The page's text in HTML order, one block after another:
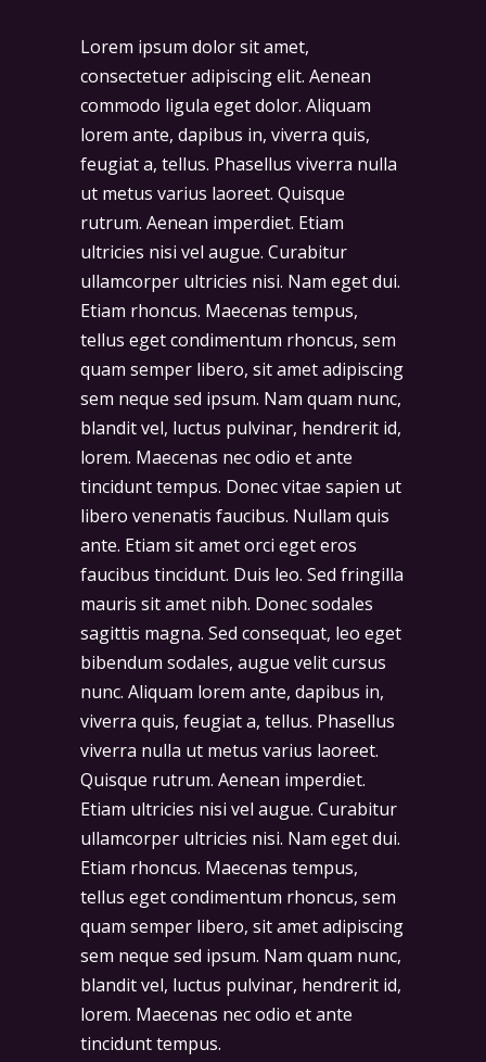
Lorem ipsum dolor sit amet,
consectetuer adipiscing elit. Aenean
commodo ligula eget dolor. Aliquam
lorem ante, dapibus in, viverra quis,
feugiat a, tellus. Phasellus viverra nulla
ut metus varius laoreet. Quisque
rutrum. Aenean imperdiet. Etiam
ultricies nisi vel augue. Curabitur
ullamcorper ultricies nisi. Nam eget dui.
Etiam rhoncus. Maecenas tempus,
tellus eget condimentum rhoncus, sem
quam semper libero, sit amet adipiscing
sem neque sed ipsum. Nam quam nunc,
blandit vel, luctus pulvinar, hendrerit id,
lorem. Maecenas nec odio et ante
tincidunt tempus. Donec vitae sapien ut
libero venenatis faucibus. Nullam quis
ante. Etiam sit amet orci eget eros
faucibus tincidunt. Duis leo. Sed fringilla
mauris sit amet nibh. Donec sodales
sagittis magna. Sed consequat, leo eget
bibendum sodales, augue velit cursus
nunc. Aliquam lorem ante, dapibus in,
viverra quis, feugiat a, tellus. Phasellus
viverra nulla ut metus varius laoreet.
Quisque rutrum. Aenean imperdiet.
Etiam ultricies nisi vel augue. Curabitur
ullamcorper ultricies nisi. Nam eget dui.
Etiam rhoncus. Maecenas tempus,
tellus eget condimentum rhoncus, sem
quam semper libero, sit amet adipiscing
sem neque sed ipsum. Nam quam nunc,
blandit vel, luctus pulvinar, hendrerit id,
lorem. Maecenas nec odio et ante
tincidunt tempus.